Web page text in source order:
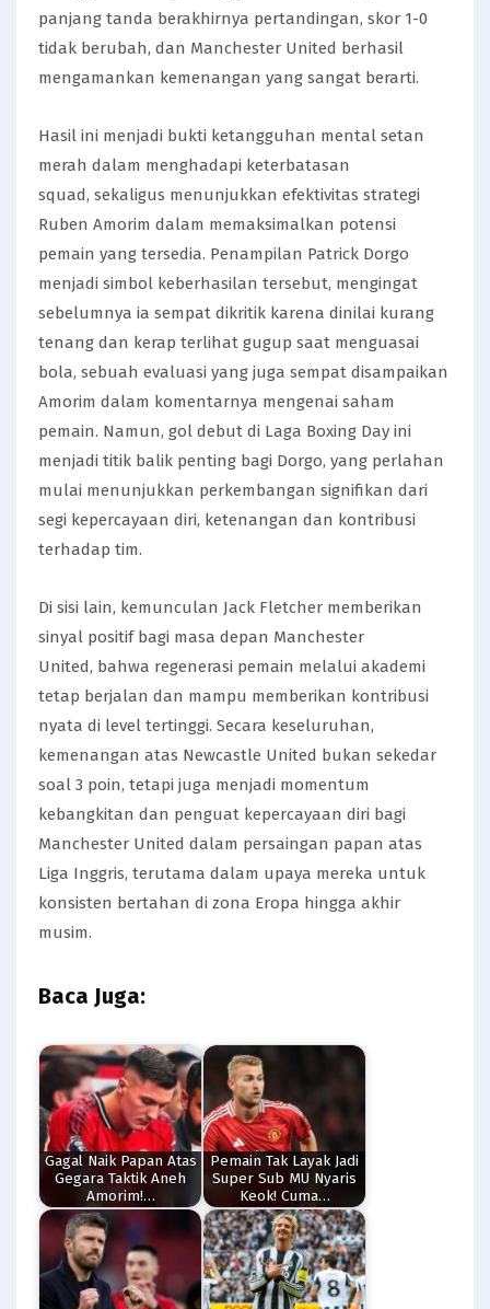
panjang tanda berakhirnya pertandingan, skor 1-0
tidak berubah, dan Manchester United berhasil
mengamankan kemenangan yang sangat berarti.
Hasil ini menjadi bukti ketangguhan mental setan
merah dalam menghadapi keterbatasan
squad, sekaligus menunjukkan efektivitas strategi
Ruben Amorim dalam memaksimalkan potensi
pemain yang tersedia. Penampilan Patrick Dorgo
menjadi simbol keberhasilan tersebut, mengingat
sebelumnya ia sempat dikritik karena dinilai kurang
tenang dan kerap terlihat gugup saat menguasai
bola, sebuah evaluasi yang juga sempat disampaikan
Amorim dalam komentarnya mengenai saham
pemain. Namun, gol debut di Laga Boxing Day ini
menjadi titik balik penting bagi Dorgo, yang perlahan
mulai menunjukkan perkembangan signifikan dari
segi kepercayaan diri, ketenangan dan kontribusi
terhadap tim.
Di sisi lain, kemunculan Jack Fletcher memberikan
sinyal positif bagi masa depan Manchester
United, bahwa regenerasi pemain melalui akademi
tetap berjalan dan mampu memberikan kontribusi
nyata di level tertinggi. Secara keseluruhan,
kemenangan atas Newcastle United bukan sekedar
soal 3 poin, tetapi juga menjadi momentum
kebangkitan dan penguat kepercayaan diri bagi
Manchester United dalam persaingan papan atas
Liga Inggris, terutama dalam upaya mereka untuk
konsisten bertahan di zona Eropa hingga akhir
musim.
Baca Juga:
Gagal Naik Papan Atas
Gegara Taktik Aneh
Amorim!…
Pemain Tak Layak Jadi
Super Sub MU Nyaris
Keok! Cuma…